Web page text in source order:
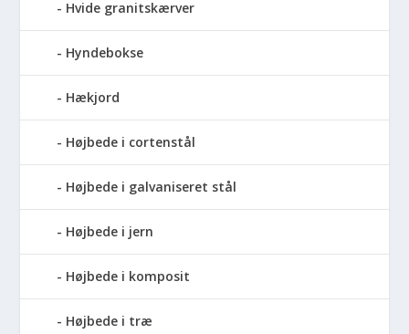
Hvide granitskærver
Hyndebokse
Hækjord
Højbede i cortenstål
Højbede i galvaniseret stål
Højbede i jern
Højbede i komposit
Højbede i træ